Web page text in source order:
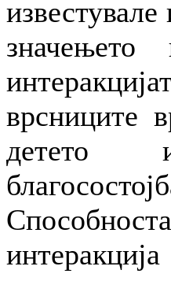
врсниците
детето